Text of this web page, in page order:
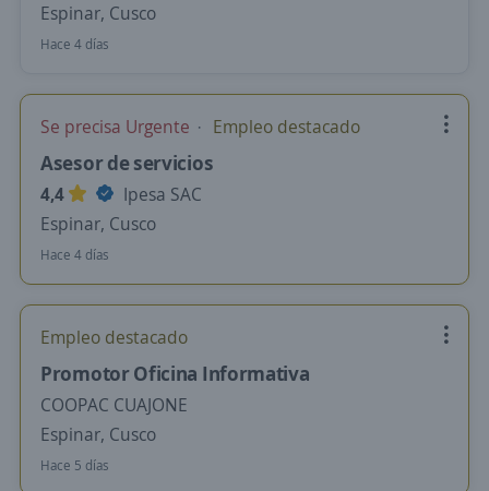
Espinar, Cusco
Hace 4 días
Se precisa Urgente Empleo destacado
Asesor de servicios
4,4
Ipesa SAC
Espinar, Cusco
Hace 4 días
Empleo destacado
Promotor Oficina Informativa
COOPAC CUAJONE
Espinar, Cusco
Hace 5 días